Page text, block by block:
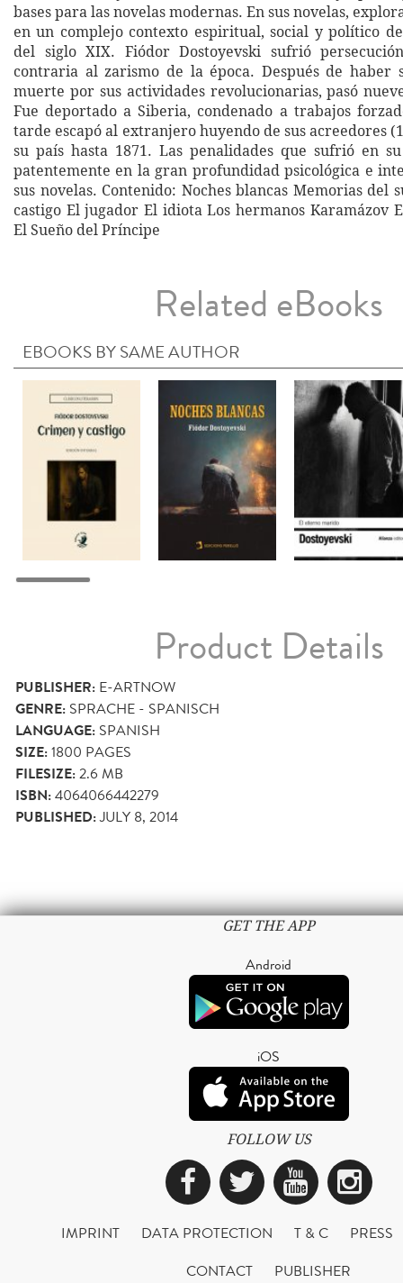
bases para las novelas modernas. En sus novelas,
en un complejo contexto espiritual, social y político
del siglo XIX. Fiódor Dostoyevski sufrió
contraria al zarismo de la época. Después de haber
muerte por sus actividades revolucionarias, pasó
Fue deportado a Siberia, condenado a trabajos
tarde escapó al extranjero huyendo de sus acreedores
su país hasta 1871. Las penalidades que sufrió en
patentemente en la gran profundidad psicológica e
sus novelas. Contenido: Noches blancas Memorias del
castigo El jugador El idiota Los hermanos Karamázov
El Sueño del Príncipe
Related eBooks
EBOOKS BY SAME AUTHOR
Product Details
PUBLISHER: E-ARTNOW
GENRE: SPRACHE - SPANISCH
LANGUAGE: SPANISH
SIZE:1800 PAGES
FILESIZE:2.6 MB
ISBN:4064066442279
PUBLISHED:JULY 8, 2014
GET THE APP
Android
iOS
FOLLOW US
Facebook
Twitter
IMPRINT DATA PROTECTION T & C
PRESS
CONTACT
PUBLISHER